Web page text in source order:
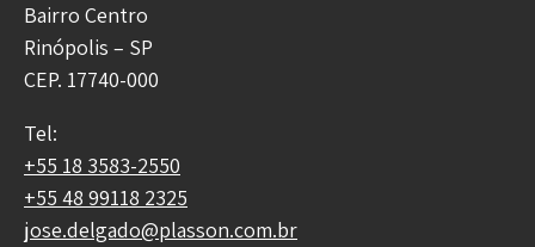
Bairro Centro
Rinópolis – SP
CEP. 17740-000
Tel:
+55 18 3583-2550
+55 48 99118 2325
jose.delgado@plasson.com.br